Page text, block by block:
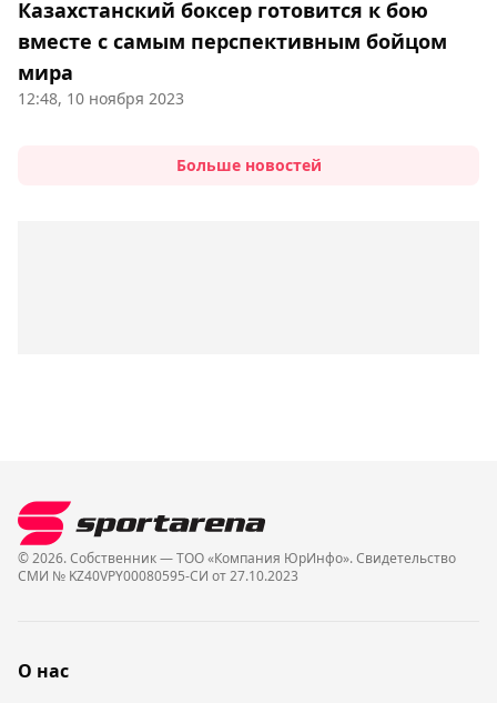
Казахстанский боксер готовится к бою
вместе с самым перспективным бойцом
мира
12:48, 10 ноября 2023
Больше новостей
© 2026. Собственник — ТОО «Компания ЮрИнфо». Cвидетельство
СМИ № KZ40VPY00080595-СИ от 27.10.2023
О нас